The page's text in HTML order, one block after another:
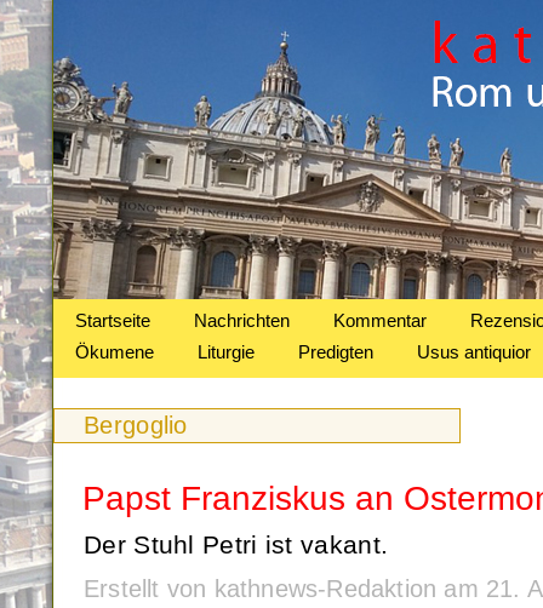
Startseite Nachrichten Kommentar
Ökumene
Liturgie Predigten Usus antiquior
Bergoglio
Papst Franziskus an
Der Stuhl Petri ist vakant.
Erstellt von kathnews-Redaktion am 21.